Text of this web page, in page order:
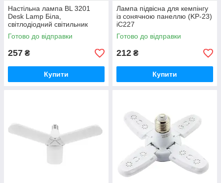
Настільна лампа BL 3201
Desk Lamp Біла,
світлодіодний світильник
настільний iC227
Готово до відправки
257 ₴
Купити
Лампа підвісна для кемпінгу
із сонячною панеллю (KP-23)
iC227
Готово до відправки
212 ₴
Купити